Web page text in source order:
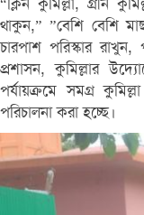
“ক্লিন কুমিল্লা, গ্রীন
থাকুন,” ”বেশি বেশি
চারপাশ পরিস্কার
প্রশাসন, কুমিল্লার
পর্যায়ক্রমে সমগ্র
পরিচালনা করা হচ্ছে।